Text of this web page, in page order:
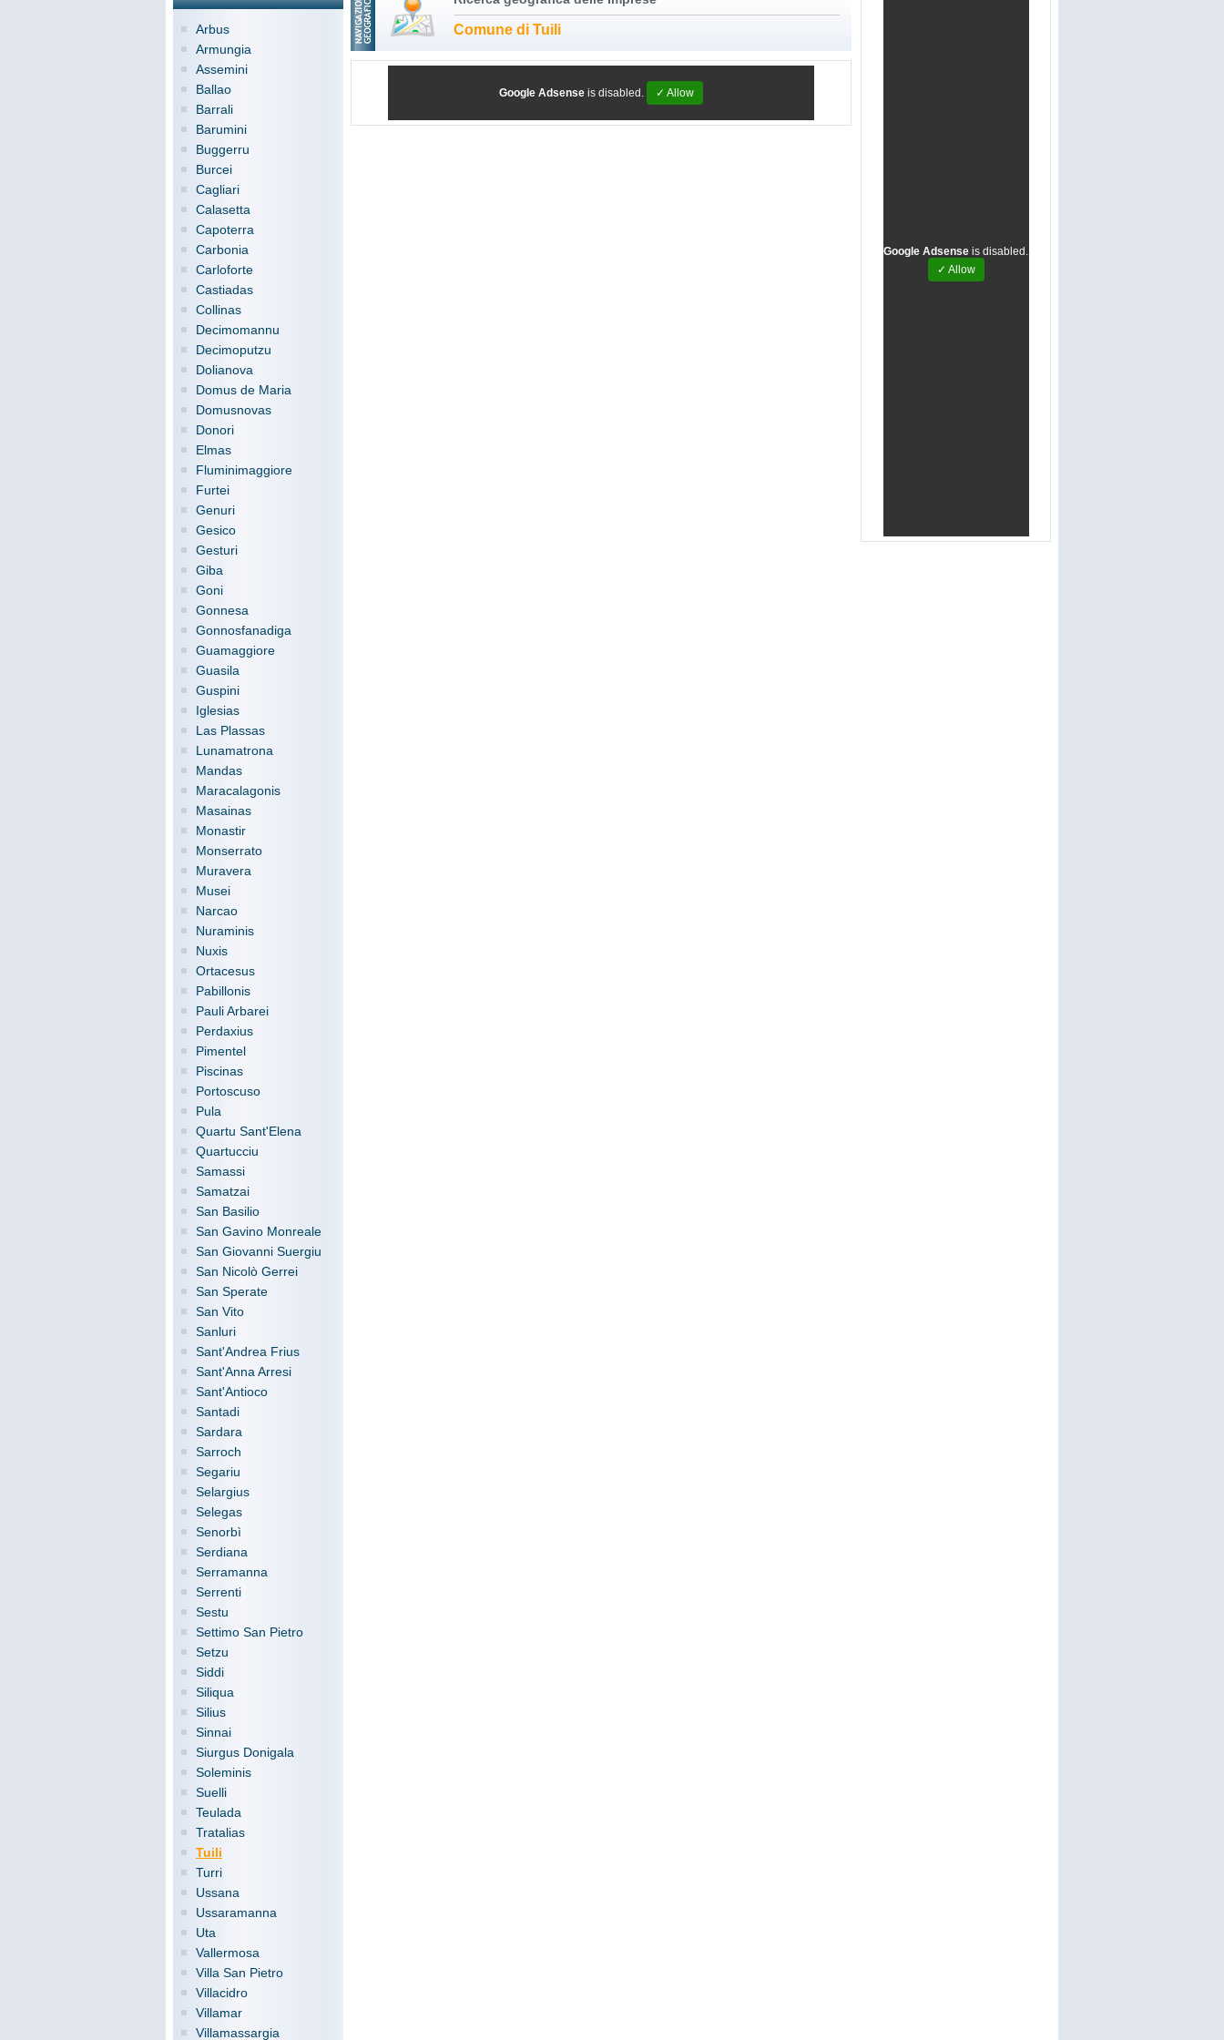
Arbus
Armungia
Assemini
Ballao
Barrali
Barumini
Buggerru
Burcei
Cagliari
Calasetta
Capoterra
Carbonia
Carloforte
Castiadas
Collinas
Decimomannu
Decimoputzu
Dolianova
Domus de Maria
Domusnovas
Donori
Elmas
Fluminimaggiore
Furtei
Genuri
Gesico
Gesturi
Giba
Goni
Gonnesa
Gonnosfanadiga
Guamaggiore
Guasila
Guspini
Iglesias
Las Plassas
Lunamatrona
Mandas
Maracalagonis
Masainas
Monastir
Monserrato
Muravera
Musei
Narcao
Nuraminis
Nuxis
Ortacesus
Pabillonis
Pauli Arbarei
Perdaxius
Pimentel
Piscinas
Portoscuso
Pula
Quartu Sant'Elena
Quartucciu
Samassi
Samatzai
San Basilio
San Gavino Monreale
San Giovanni Suergiu
San Nicolò Gerrei
San Sperate
San Vito
Sanluri
Sant'Andrea Frius
Sant'Anna Arresi
Sant'Antioco
Santadi
Sardara
Sarroch
Segariu
Selargius
Selegas
Senorbì
Serdiana
Serramanna
Serrenti
Sestu
Settimo San Pietro
Setzu
Siddi
Siliqua
Silius
Sinnai
Siurgus Donigala
Soleminis
Suelli
Teulada
Tratalias
Tuili
Turri
Ussana
Ussaramanna
Uta
Vallermosa
Villa San Pietro
Villacidro
Villamar
Villamassargia
Comune di Tuili
Google Adsense is disabled. ✓ Allow
Google Adsense is disabled.
✓ Allow